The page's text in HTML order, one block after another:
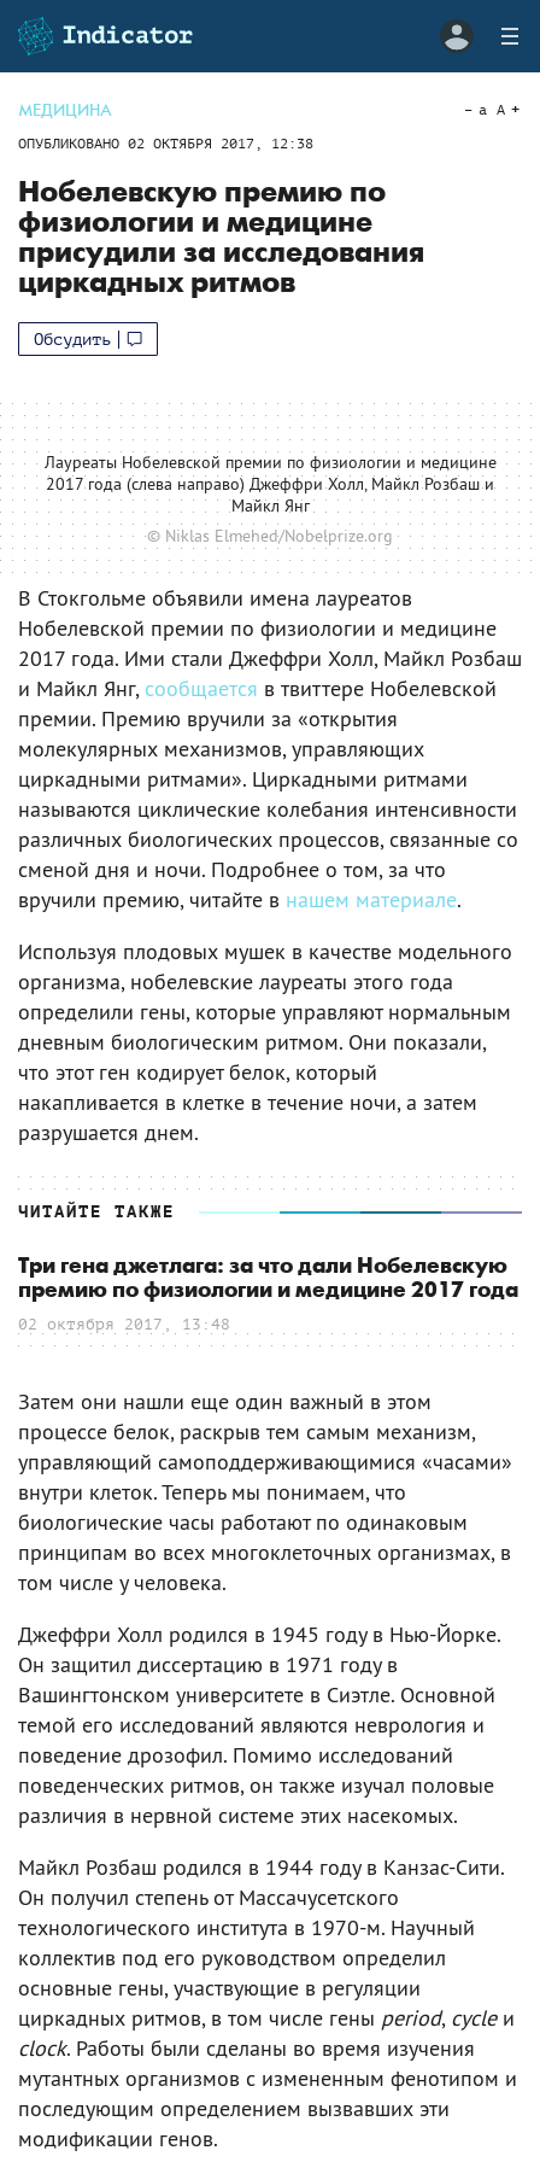
МЕДИЦИНА
ОПУБЛИКОВАНО 02 ОКТЯБРЯ 2017, 12:38
a A
Нобелевскую премию по
физиологии и медицине
присудили за исследования
циркадных ритмов
Обсудить
Лауреаты Нобелевской премии по физиологии и медицине
2017 года (слева направо) Джеффри Холл, Майкл Розбаш и
Майкл Янг
© Niklas Elmehed/Nobelprize.org
В Стокгольме объявили имена лауреатов
Нобелевской премии по физиологии и медицине
2017 года. Ими стали Джеффри Холл, Майкл Розбаш
и Майкл Янг, сообщается в твиттере Нобелевской
премии. Премию вручили за «открытия
молекулярных механизмов, управляющих
циркадными ритмами». Циркадными ритмами
называются циклические колебания интенсивности
различных биологических процессов, связанные со
сменой дня и ночи. Подробнее о том, за что
вручили премию, читайте в нашем материале.
Используя плодовых мушек в качестве модельного
организма, нобелевские лауреаты этого года
определили гены, которые управляют нормальным
дневным биологическим ритмом. Они показали,
что этот ген кодирует белок, который
накапливается в клетке в течение ночи, а затем
разрушается днем.
ЧИТАЙТЕ ТАКЖЕ
Три гена джетлага: за что дали Нобелевскую
премию по физиологии и медицине 2017 года
02 октября 2017, 13:48
Затем они нашли еще один важный в этом
процессе белок, раскрыв тем самым механизм,
управляющий самоподдерживающимися «часами»
внутри клеток. Теперь мы понимаем, что
биологические часы работают по одинаковым
принципам во всех многоклеточных организмах, в
том числе у человека.
Джеффри Холл родился в 1945 году в Нью-Йорке.
Он защитил диссертацию в 1971 году в
Вашингтонском университете в Сиэтле. Основной
темой его исследований являются неврология и
поведение дрозофил. Помимо исследований
поведенческих ритмов, он также изучал половые
различия в нервной системе этих насекомых.
Майкл Розбаш родился в 1944 году в Канзас-Сити.
Он получил степень от Массачусетского
технологического института в 1970-м. Научный
коллектив под его руководством определил
основные гены, участвующие в регуляции
циркадных ритмов, в том числе гены period, cycleи
clock. Работы были сделаны во время изучения
мутантных организмов с измененным фенотипом и
последующим определением вызвавших эти
модификации генов.